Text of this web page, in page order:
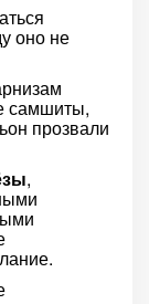
оно не
самшиты,
прозвали
,